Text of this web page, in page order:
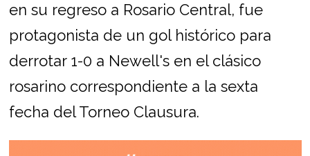
en su regreso a Rosario Central, fue
protagonista de un gol histórico para
derrotar 1-0 a Newell's en el clásico
rosarino correspondiente a la sexta
fecha del Torneo Clausura.